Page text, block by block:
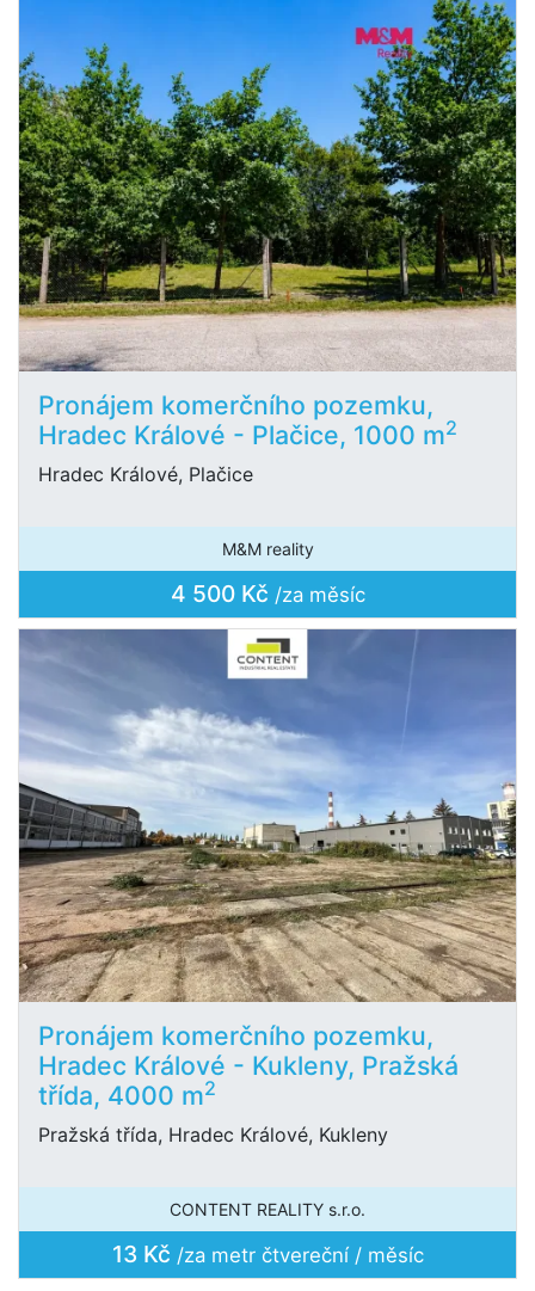
Pronájem komerčního pozemku,
Hradec Králové - Plačice, 1000 m2
Hradec Králové, Plačice
M&M reality
4 500 Kč /za měsíc
Pronájem komerčního pozemku,
Hradec Králové - Kukleny, Pražská
třída, 4000 m2
Pražská třída, Hradec Králové, Kukleny
CONTENT REALITY s.r.o.
13 Kč /za metr čtvereční / měsíc